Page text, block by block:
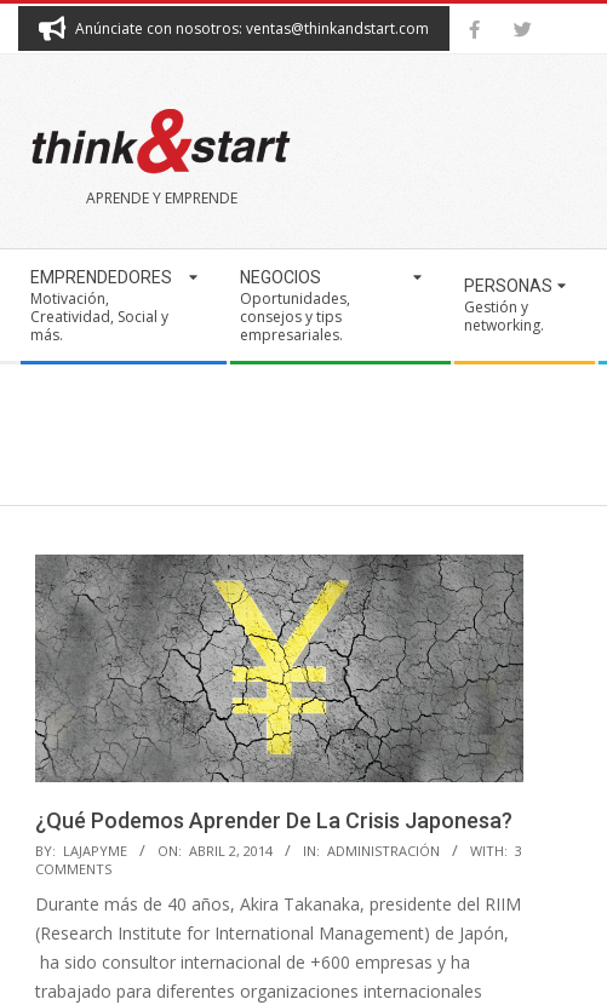
Anúnciate con nosotros: ventas@thinkandstart.com
THINK&START
APRENDE Y EMPRENDE
Navigation
Menu
EMPRENDEDORES
Motivación,
Creatividad, Social y
más.
NEGOCIOS
Oportunidades,
consejos y tips
empresariales.
PERSONAS
Gestión y
networking.
¿Qué Podemos Aprender De La Crisis Japonesa?
2014-
04-
02
BY: LAJAPYME ON: ABRIL 2, 2014 IN: ADMINISTRACIÓN WITH: 3
COMMENTS
Durante más de 40 años, Akira Takanaka, presidente del RIIM
(Research Institute for International Management) de Japón,
ha sido consultor internacional de +600 empresas y ha
trabajado para diferentes organizaciones internacionales